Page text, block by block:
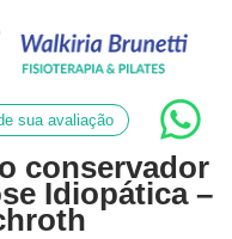
sua avaliação
conservador
Idiopática –